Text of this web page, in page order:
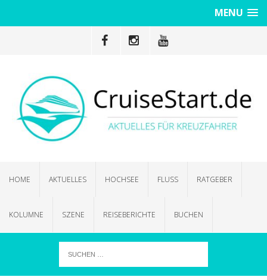
MENU
HOME AKTUELLES HOCHSEE FLUSS RATGEBER
KOLUMNE SZENE REISEBERICHTE BUCHEN